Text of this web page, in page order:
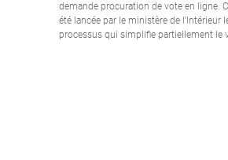
demande procuration de vote en ligne.
été lancée par le ministère de l’Intérieur
processus qui simplifie partiellement le